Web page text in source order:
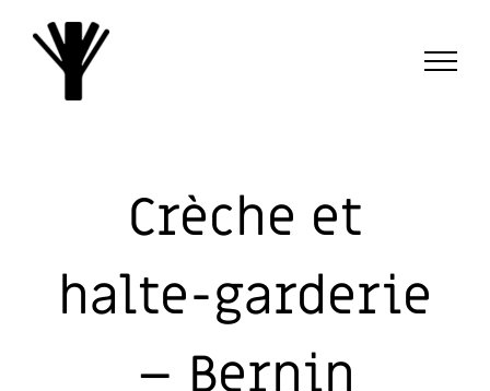
contenu
Crèche et
halte-garderie
– Bernin